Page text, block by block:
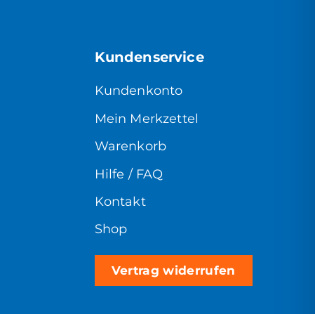
Kundenservice
Kundenkonto
Mein Merkzettel
Warenkorb
Hilfe / FAQ
Kontakt
Shop
Vertrag widerrufen